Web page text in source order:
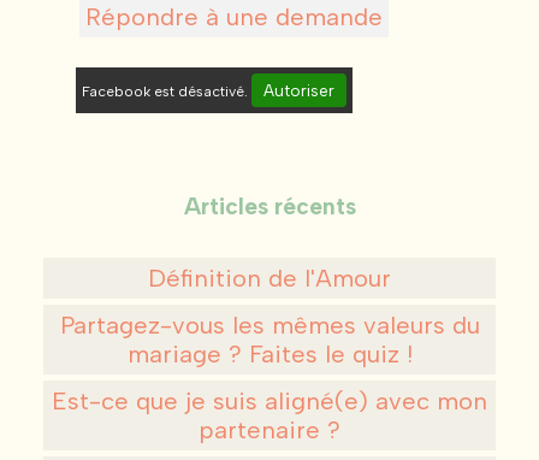
Répondre à une demande
Facebook est désactivé. Autoriser
Articles récents
Définition de l'Amour
Partagez-vous les mêmes valeurs du
mariage ? Faites le quiz !
Est-ce que je suis aligné(e) avec mon
partenaire ?